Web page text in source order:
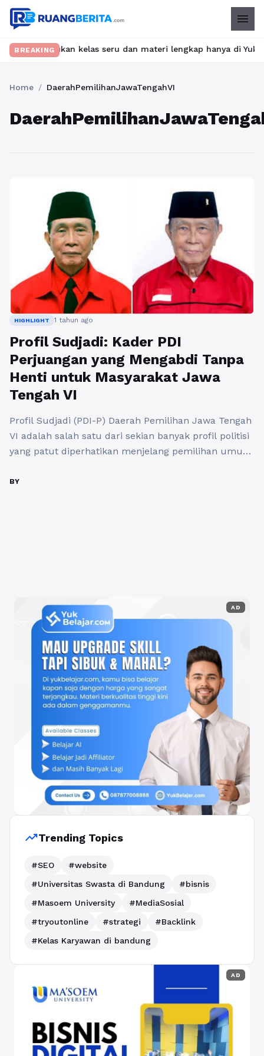
menu
BREAKING
Temukan kelas seru dan materi lengkap hanya di
Home / DaerahPemilihanJawaTengahVI
HIGHLIGHT 1 tahun ago
Profil Sudjadi: Kader PDI
Perjuangan yang Mengabdi Tanpa
Henti untuk Masyarakat Jawa
Tengah VI
Profil Sudjadi (PDI-P) Daerah Pemilihan Jawa Tengah
VI adalah salah satu dari sekian banyak profil politisi
yang patut diperhatikan menjelang pemilihan umum.
sosok penting yang akan mewakili suara masyarakat
BY
AD
trending_upTrending Topics
#SEO
#website
#Universitas Swasta di Bandung
#bisnis
#Masoem University
#MediaSosial
#tryoutonline
#strategi
#Backlink
#Kelas Karyawan di bandung
AD